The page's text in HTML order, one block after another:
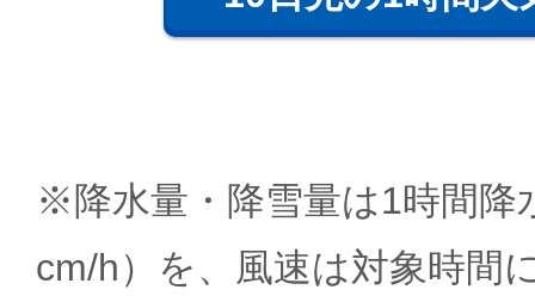
※降水量・降雪量は1時間降
cm/h）を、風速は対象時間